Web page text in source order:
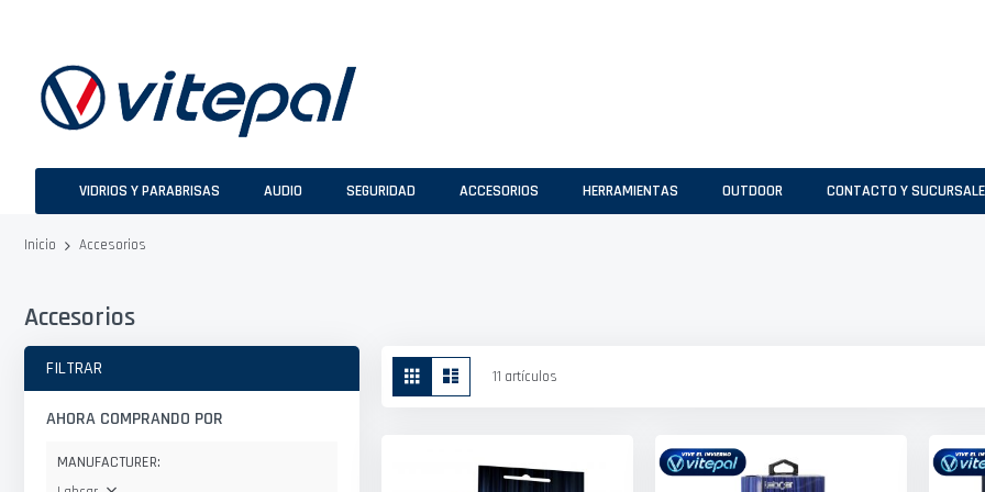
VIDRIOS Y PARABRISAS AUDIO SEGURIDAD ACCESORIOS HERRAMIENTAS OUTDOOR CONTACTO Y
Inicio Accesorios
Accesorios
Ver
como
Parrilla 11 artículos
FILTRAR
AHORA COMPRANDO POR
MANUFACTURER